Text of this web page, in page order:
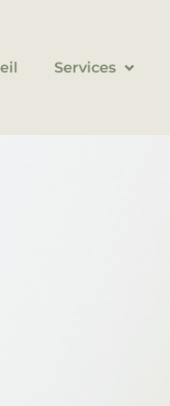
Services